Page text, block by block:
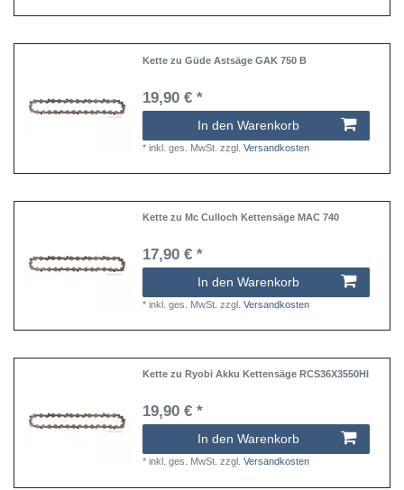
Kette zu Güde Astsäge GAK 750 B
19,90 € *
In den Warenkorb
*inkl. ges. MwSt. zzgl.Versandkosten
Kette zu Mc Culloch Kettensäge MAC 740
17,90 € *
In den Warenkorb
*inkl. ges. MwSt. zzgl.Versandkosten
Kette zu Ryobi Akku Kettensäge RCS36X3550HI
19,90 € *
In den Warenkorb
*inkl. ges. MwSt. zzgl.Versandkosten